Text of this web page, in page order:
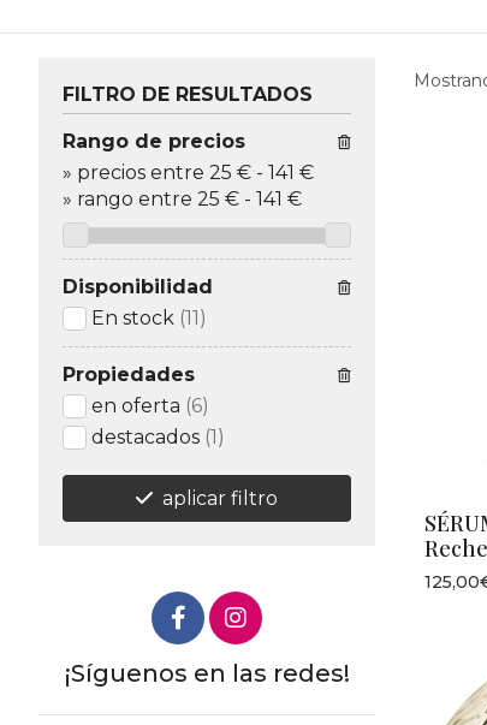
FILTRO DE RESULTADOS
Rango de precios
» precios entre 25 € - 141 €
» rango entre 25 € - 141 €
Disponibilidad
En stock (11)
Propiedades
en oferta (6)
destacados (1)
aplicar filtro
¡Síguenos en las redes!